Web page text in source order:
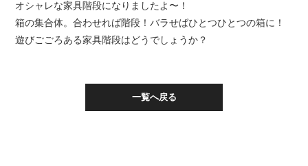
オシャレな家具階段になりましたよ〜！
箱の集合体。合わせれば階段！バラせばひとつひとつの箱に！
遊びごごろある家具階段はどうでしょうか？
一覧へ戻る